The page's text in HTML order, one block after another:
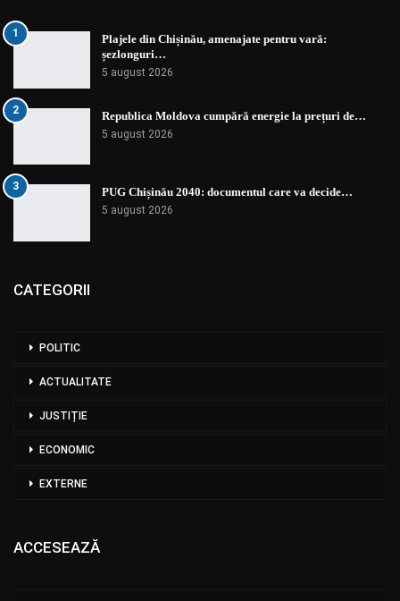
1
Plajele din Chișinău, amenajate pentru vară:
șezlonguri…
5 august 2026
2 Republica Moldova cumpără energie la prețuri de…
5 august 2026
3 PUG Chișinău 2040: documentul care va decide…
5 august 2026
CATEGORII
POLITIC
ACTUALITATE
JUSTIȚIE
ECONOMIC
EXTERNE
ACCESEAZĂ